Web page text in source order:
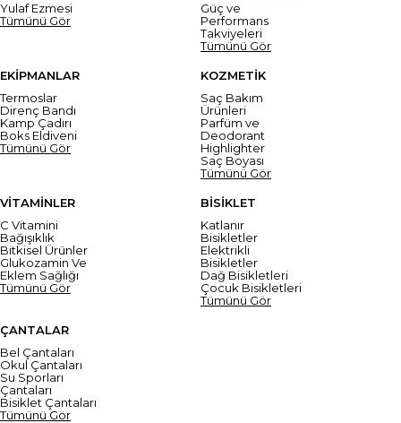
Yulaf Ezmesi
Tümünü Gör
Güç ve
Performans
Takviyeleri
Tümünü Gör
EKİPMANLAR
Termoslar
Direnç Bandı
Kamp Çadırı
Boks Eldiveni
Tümünü Gör
KOZMETİK
Saç Bakım
Ürünleri
Parfüm ve
Deodorant
Highlighter
Saç Boyası
Tümünü Gör
VİTAMİNLER
C Vitamini
Bağışıklık
Bitkisel Ürünler
Glukozamin Ve
Eklem Sağlığı
Tümünü Gör
BİSİKLET
Katlanır
Bisikletler
Elektrikli
Bisikletler
Dağ Bisikletleri
Çocuk Bisikletleri
Tümünü Gör
ÇANTALAR
Bel Çantaları
Okul Çantaları
Su Sporları
Çantaları
Bisiklet Çantaları
Tümünü Gör